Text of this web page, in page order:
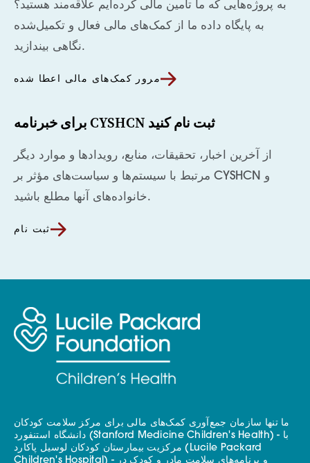
به پروژه‌هایی که ما تأمین مالی کرده‌ایم علاقه‌مند هستید؟
به پایگاه داده ما از کمک‌های مالی فعال و تکمیل‌شده
نگاهی بیندازید.
مرور کمک‌های مالی اعطا شده
برای خبرنامه CYSHCN ثبت نام کنید
از آخرین اخبار، تحقیقات، منابع، رویدادها و موارد دیگر
مرتبط با سیستم‌ها و سیاست‌های مؤثر بر CYSHCN و
خانواده‌های آنها مطلع باشید.
ثبت نام
ما تنها سازمان جمع‌آوری کمک‌های مالی برای مرکز سلامت کودکان
دانشگاه استنفورد (Stanford Medicine Children's Health) - با
مرکزیت بیمارستان کودکان لوسیل پاکارد (Lucile Packard
Children's Hospital) - و برنامه‌های سلامت مادر و کودک در